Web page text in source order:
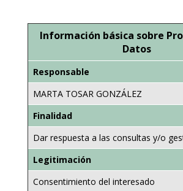
Información básica sobre
Datos
Responsable
MARTA TOSAR GONZÁLEZ
Finalidad
Dar respuesta a las consultas y/o
Legitimación
Consentimiento del interesado